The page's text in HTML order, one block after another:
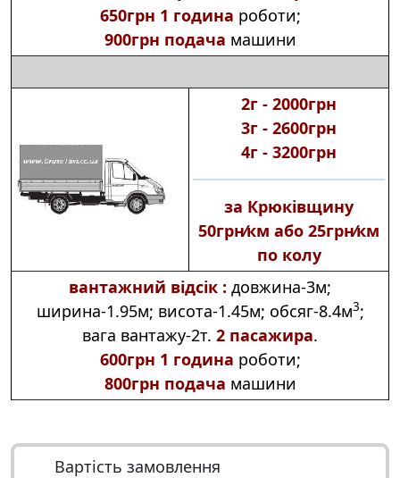
650грн 1 година роботи;
900грн подача машини
2г ‑ 2000грн
3г ‑ 2600грн
4г ‑ 3200грн
за Крюківщину
50грн⁄км або 25грн⁄км
по колу
вантажний відсік : довжина‑3м;
ширина‑1.95м; висота‑1.45м; обсяг‑8.4м3;
вага вантажу‑2т. 2 пасажира.
600грн 1 година роботи;
800грн подача машини
Вартість замовлення